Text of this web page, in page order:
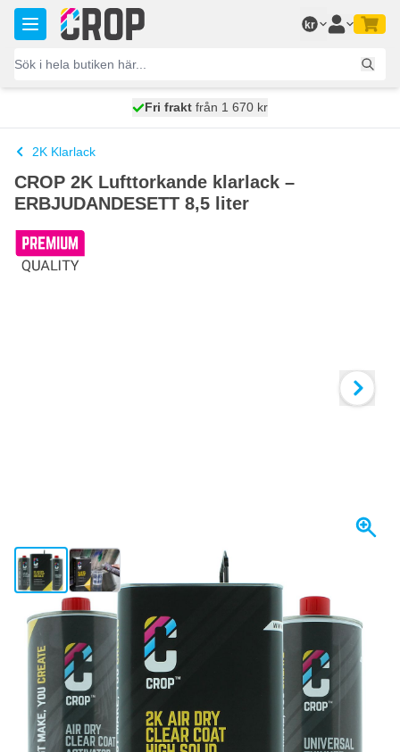
Hoppa till innehållet
kr
skickas idag
Fri frakt från 1 670 kr
100 dagars
2K Klarlack
CROP 2K Lufttorkande klarlack –
ERBJUDANDESETT 8,5 liter
View larger imageView larger image
I lager
2 229, 70 kr Inkl. moms
Antal
Lägg till i kundvagn